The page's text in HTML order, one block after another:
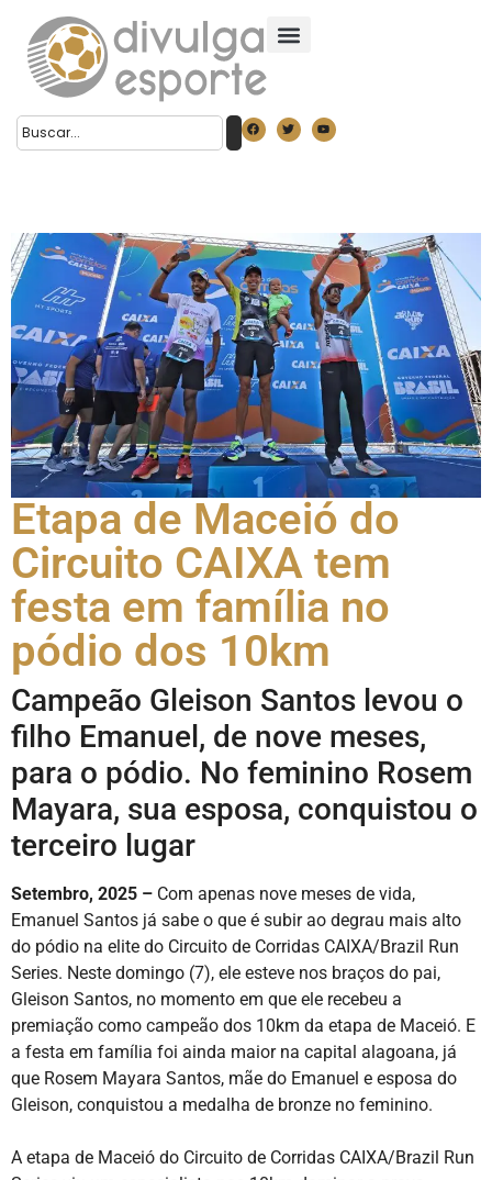
Etapa de Maceió do
Circuito CAIXA tem
festa em família no
pódio dos 10km
Campeão Gleison Santos levou o
filho Emanuel, de nove meses,
para o pódio. No feminino Rosem
Mayara, sua esposa, conquistou o
terceiro lugar
Setembro, 2025 – Com apenas nove meses de vida,
Emanuel Santos já sabe o que é subir ao degrau mais alto
do pódio na elite do Circuito de Corridas CAIXA/Brazil Run
Series. Neste domingo (7), ele esteve nos braços do pai,
Gleison Santos, no momento em que ele recebeu a
premiação como campeão dos 10km da etapa de Maceió. E
a festa em família foi ainda maior na capital alagoana, já
que Rosem Mayara Santos, mãe do Emanuel e esposa do
Gleison, conquistou a medalha de bronze no feminino.
A etapa de Maceió do Circuito de Corridas CAIXA/Brazil Run